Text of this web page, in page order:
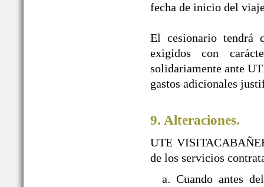
fecha de inicio del
El cesionario tendrá
exigidos con
solidariamente ante
gastos adicionales
9. Alteraciones.
UTE
de los servicios
a. Cuando antes